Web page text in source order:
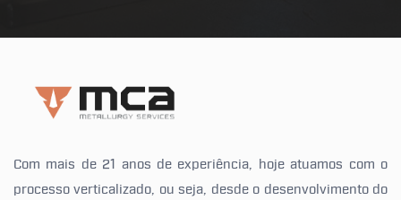
Com mais de 21 anos de experiência, hoje atuamos com o
processo verticalizado, ou seja, desde o desenvolvimento do